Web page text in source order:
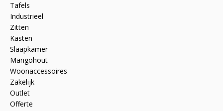
Tafels
Industrieel
Zitten
Kasten
Slaapkamer
Mangohout
Woonaccessoires
Zakelijk
Outlet
Offerte